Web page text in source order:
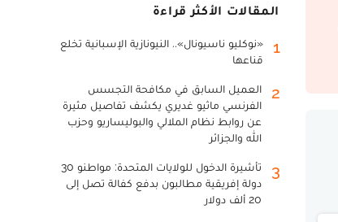
المقالات الأكثر قراءة
1
«نوكليو ناسيونال».. النيونازية الإسبانية تخلع
قناعها
2
العميل السابق في مكافحة التجسس
الفرنسي ماثيو غديري يكشف تفاصيل مثيرة
عن روابط نظام الملالي والبوليساريو وحزب
الله والجزائر
3
تأشيرة الدخول للولايات المتحدة: مواطنو 30
دولة إفريقية مطالبون بدفع كفالة تصل إلى
20 ألف دولار